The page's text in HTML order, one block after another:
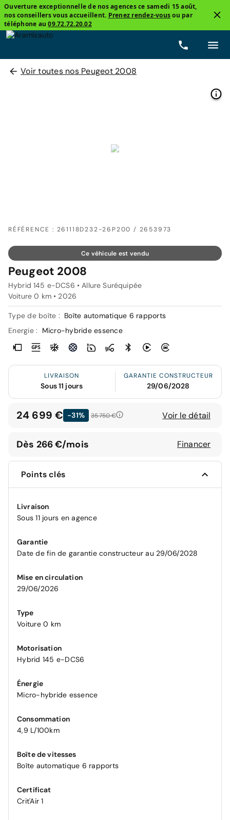
Ouverture exceptionnelle de nos agences ce samedi 15 août,
nos conseillers vous accueillent. Prenez rendez-vousou par
téléphone au09.72.72.20.02
Voir toutes nos Peugeot 2008
RÉFÉRENCE : 261118D232-26P200 / 2653973
Ce véhicule est vendu
Peugeot 2008
Hybrid 145 e-DCS6 • Allure Suréquipée
Voiture 0 km • 2026
Type de boîte : Boîte automatique 6 rapports
Energie :
Micro-hybride essence
LIVRAISON
Sous 11 jours
GARANTIE CONSTRUCTEUR
29/06/2028
24 699 € -31% 35 750 € Voir le détail
Dès 266 €/mois Financer
Points clés
Livraison
Sous 11 jours en agence
Garantie
Date de fin de garantie constructeur au 29/06/2028
Mise en circulation
29/06/2026
Type
Voiture 0 km
Motorisation
Hybrid 145 e-DCS6
Énergie
Micro-hybride essence
Consommation
4,9 L/100km
Boîte de vitesses
Boîte automatique 6 rapports
Certificat
Crit'Air 1